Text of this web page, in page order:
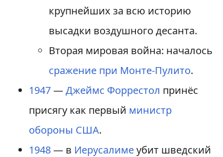
крупнейших за всю историю
высадки воздушного десанта.
Вторая мировая война: началось
сражение при Монте-Пулито.
1947—Джеймс Форрестол принёс
присягу как первый министр
обороны США.
1948— в Иерусалимеубит шведский